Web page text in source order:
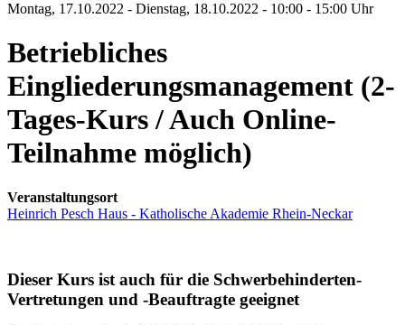
Montag, 17.10.2022 - Dienstag, 18.10.2022 - 10:00 - 15:00 Uhr
Betriebliches
Eingliederungsmanagement (2-
Tages-Kurs / Auch Online-
Teilnahme möglich)
Veranstaltungsort
Heinrich Pesch Haus - Katholische Akademie Rhein-Neckar
Dieser Kurs ist auch für die Schwerbehinderten-
Vertretungen und -Beauftragte geeignet